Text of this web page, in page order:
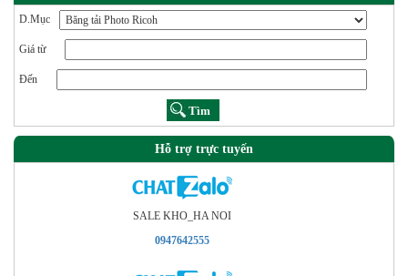
D.Mục
Giá từ
Đến
Hỗ trợ trực tuyến
SALE KHO_HA NOI
0947642555